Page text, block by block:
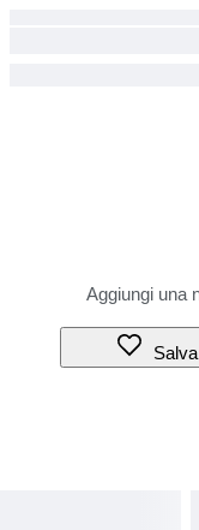
Salva